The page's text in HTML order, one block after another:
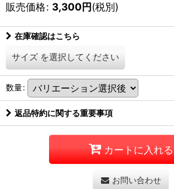
販売価格: 3,300円(税別)
在庫確認はこちら
サイズ を選択してください
数量:
返品特約に関する重要事項
カートに入れる
お問い合わせ